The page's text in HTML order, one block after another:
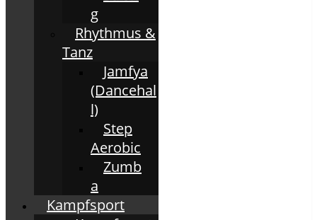
g
Rhythmus &
Tanz
Jamfya
(Dancehal
l)
Step
Aerobic
Zumb
a
Kampfsport